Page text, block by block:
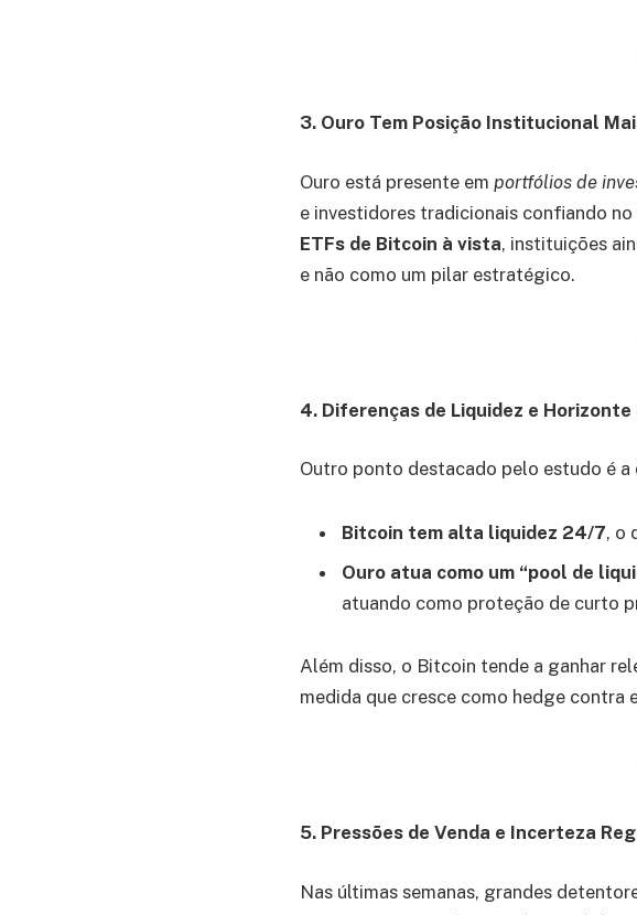
3. Ouro Tem Posição Institucional
Ouro está presente em portfólios de
e investidores tradicionais confiando
ETFs de Bitcoin à vista, instituições
e não como um pilar estratégico.
4. Diferenças de Liquidez e
Outro ponto destacado pelo estudo é a
Bitcoin tem alta liquidez 24/7, o
Ouro atua como um “pool de
atuando como proteção de curto
Além disso, o Bitcoin tende a ganhar
medida que cresce como hedge contra
5. Pressões de Venda e Incerteza
Nas últimas semanas, grandes